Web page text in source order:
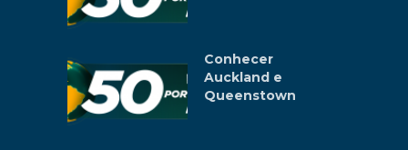
Conhecer
Auckland e
Queenstown